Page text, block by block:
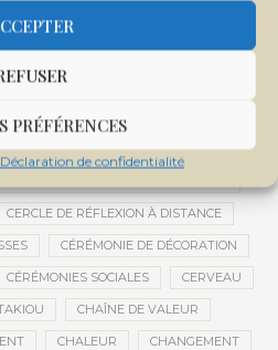
PRÉFÉRENCES
Déclaration de confidentialité
ARTIFICIELLE
DE CONFÉRENCES DE BAMAKO
MALI
CERCLE DE RÉFLEXION À DISTANCE
CÉRÉMONIE DE DÉCORATION
CÉRÉMONIES SOCIALES CERVEAU
CHAÎNE DE VALEUR
CHALEUR CHANGEMENT